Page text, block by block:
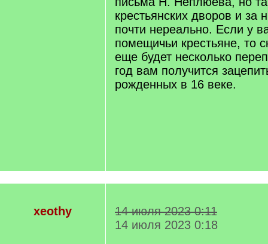
крестьянских дворов и за
почти нереально. Если у
помещичьи крестьяне, то
еще будет несколько
год вам получится
рожденных в 16 веке.
xeothy
14 июля 2023 0:11
14 июля 2023 0:18